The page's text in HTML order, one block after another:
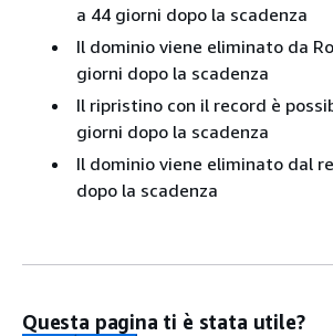
a 44 giorni dopo la scadenza
Il dominio viene eliminato da
giorni dopo la scadenza
Il ripristino con il record è
giorni dopo la scadenza
Il dominio viene eliminato dal
dopo la scadenza
Questa pagina ti è stata utile?